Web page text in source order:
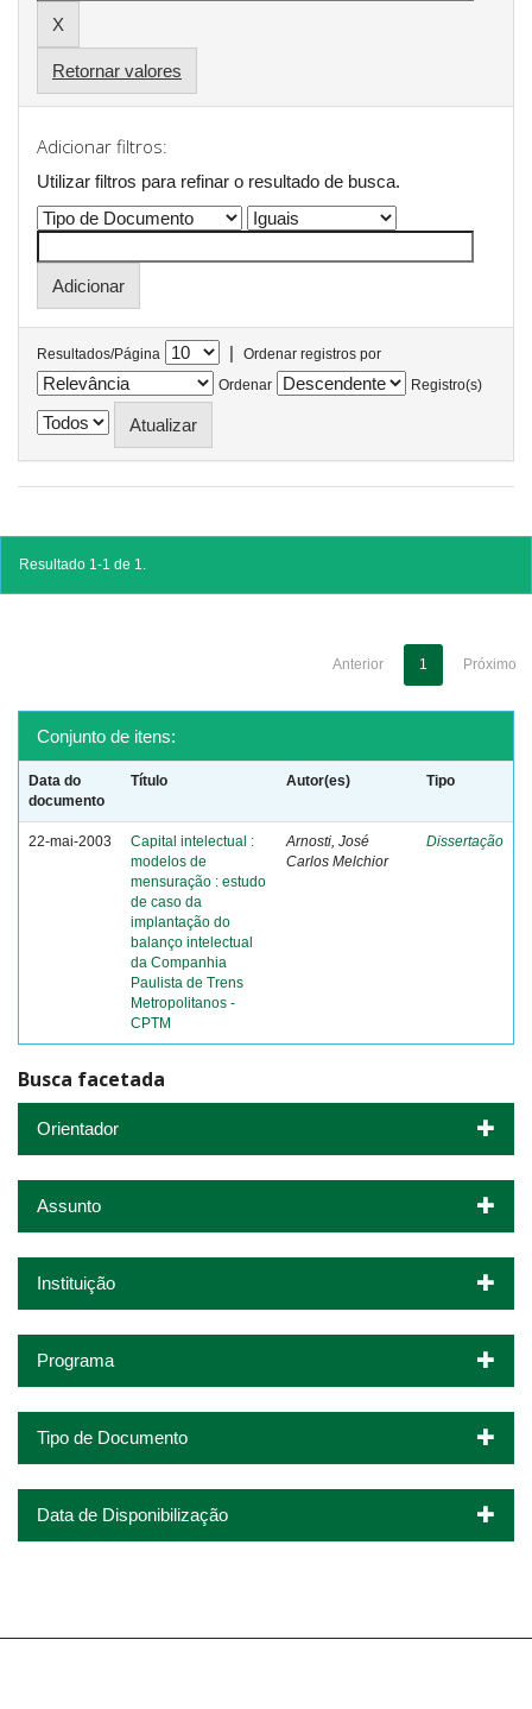
Retornar valores
Adicionar filtros:
Utilizar filtros para refinar o resultado de busca.
Resultados/Página |
Ordenar registros por
Ordenar
Registro(s)
Resultado 1-1 de 1.
Anterior 1 Próximo
Conjunto de itens:
Data do
documento
Título Autor(es) Tipo
22-mai-2003
Capital intelectual :
modelos de
mensuração : estudo
de caso da
implantação do
balanço intelectual
da Companhia
Paulista de Trens
Metropolitanos -
CPTM
Arnosti, José
Carlos Melchior
Dissertação
Busca facetada
Orientador
Assunto
Instituição
Programa
Tipo de Documento
Data de Disponibilização